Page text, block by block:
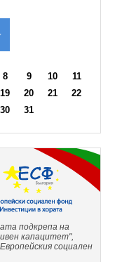
8 9 10
11
19 20 21
22
30 31
подкрепа на
капацитет",
социален